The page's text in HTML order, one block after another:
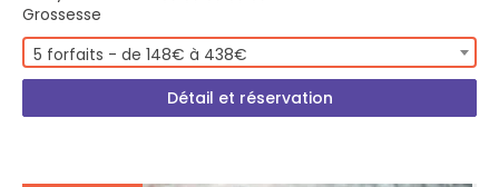
Grossesse
5 forfaits - de 148€ à 438€
Détail et réservation